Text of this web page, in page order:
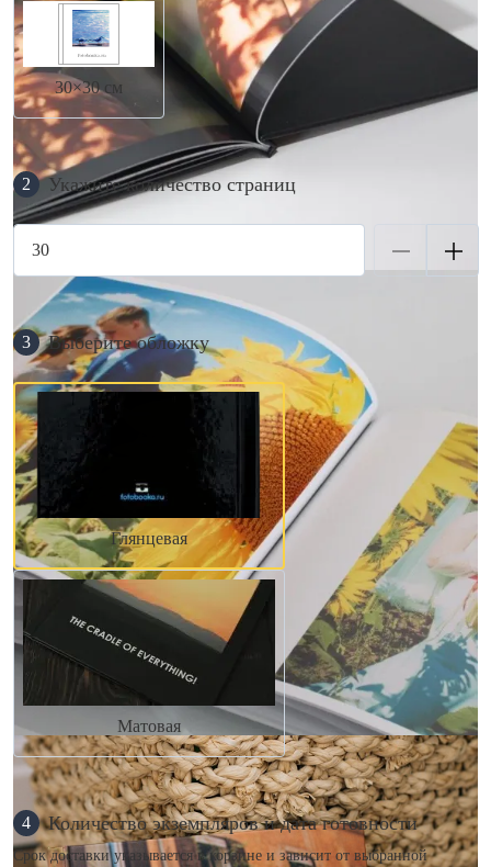
30×30 см
2 Укажите количество страниц
3 Выберите обложку
Глянцевая
Матовая
4 Количество экземпляров и дата готовности
Срок доставки указывается в корзине и зависит от выбранной